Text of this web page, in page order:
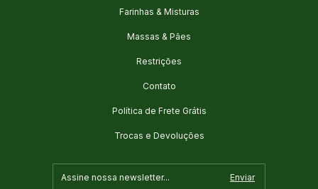
Farinhas & Misturas
Massas & Pães
Restrições
Contato
Política de Frete Grátis
Trocas e Devoluções